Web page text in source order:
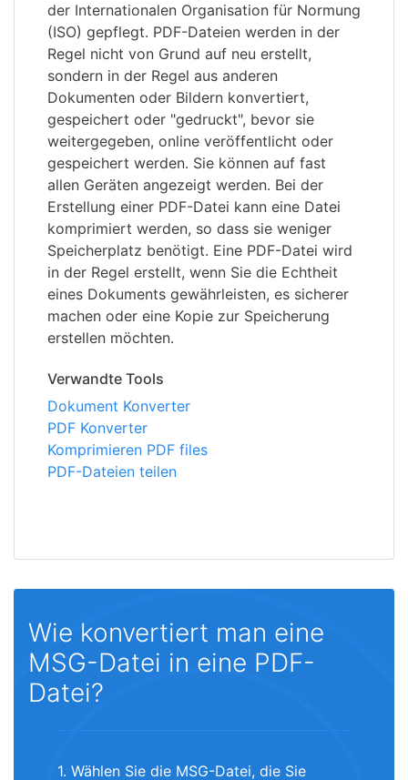
der Internationalen Organisation für Normung
(ISO) gepflegt. PDF-Dateien werden in der
Regel nicht von Grund auf neu erstellt,
sondern in der Regel aus anderen
Dokumenten oder Bildern konvertiert,
gespeichert oder "gedruckt", bevor sie
weitergegeben, online veröffentlicht oder
gespeichert werden. Sie können auf fast
allen Geräten angezeigt werden. Bei der
Erstellung einer PDF-Datei kann eine Datei
komprimiert werden, so dass sie weniger
Speicherplatz benötigt. Eine PDF-Datei wird
in der Regel erstellt, wenn Sie die Echtheit
eines Dokuments gewährleisten, es sicherer
machen oder eine Kopie zur Speicherung
erstellen möchten.
Verwandte Tools
Dokument Konverter
PDF Konverter
Komprimieren PDF files
PDF-Dateien teilen
Wie konvertiert man eine
MSG-Datei in eine PDF-
Datei?
1. Wählen Sie die MSG-Datei, die Sie